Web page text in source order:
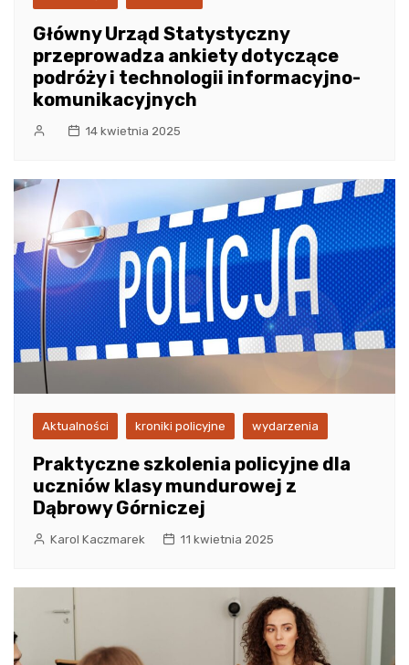
Główny Urząd Statystyczny
przeprowadza ankiety dotyczące
podróży i technologii informacyjno-
komunikacyjnych
14 kwietnia 2025
Aktualności kroniki policyjne wydarzenia
Praktyczne szkolenia policyjne dla
uczniów klasy mundurowej z
Dąbrowy Górniczej
Karol Kaczmarek 11 kwietnia 2025